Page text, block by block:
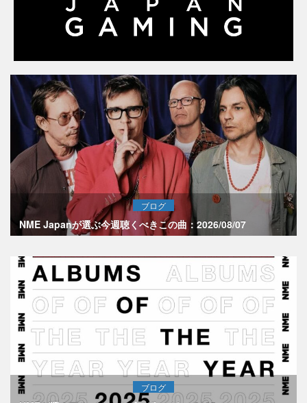
ブログ
NME Japanが選ぶ今週聴くべきこの曲：2026/08/07
ブログ